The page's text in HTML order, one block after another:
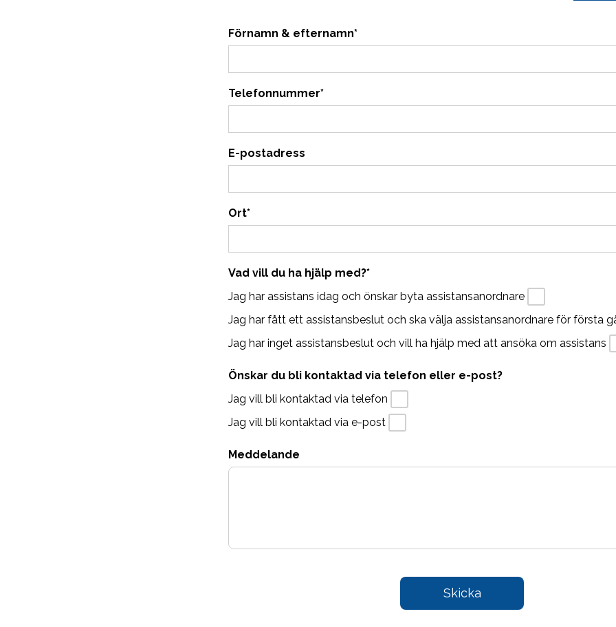
Förnamn & efternamn*
Telefonnummer*
E-postadress
Ort*
Vad vill du ha hjälp med?*
Jag har assistans idag och önskar byta assistansanordnare
Jag har fått ett assistansbeslut och ska välja assistansanordnare för första
Jag har inget assistansbeslut och vill ha hjälp med att ansöka om assistans
Önskar du bli kontaktad via telefon eller e-post?
Jag vill bli kontaktad via telefon
Jag vill bli kontaktad via e-post
Meddelande
Fyll
i
Skicka